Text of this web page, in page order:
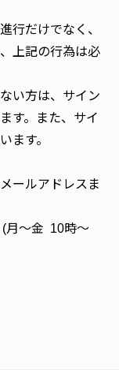
行だけでなく、
上記の行為は必
い方は、サイン
す。また、サイ
ます。
ールアドレスま
(月～金 10時～